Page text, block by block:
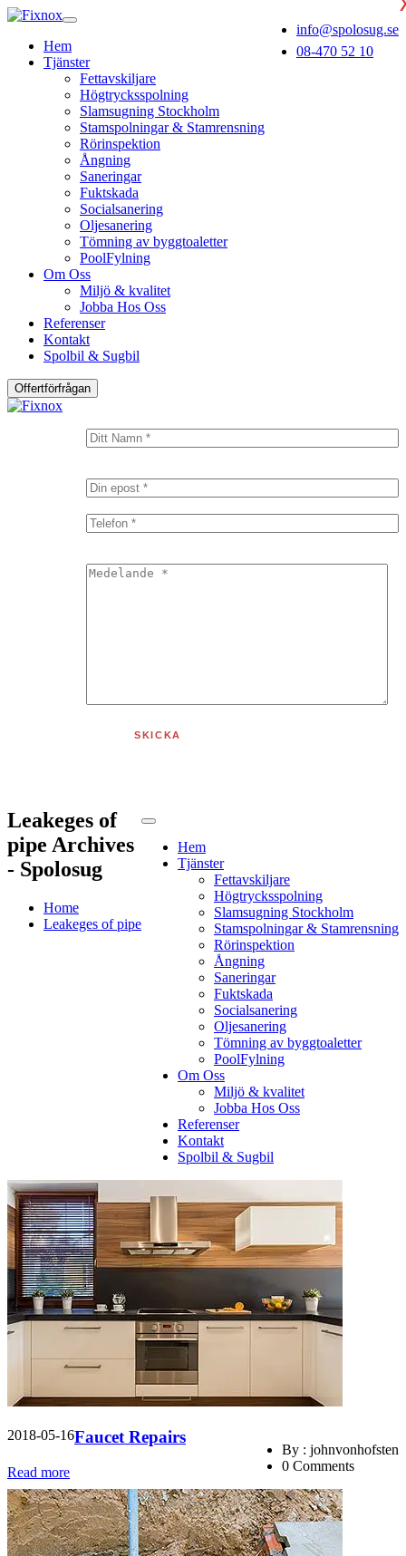
info@spolosug.se
08-470 52 10
Hem
Tjänster
Fettavskiljare
Högtrycksspolning
Slamsugning Stockholm
Stamspolningar & Stamrensning
Rörinspektion
Ångning
Saneringar
Fuktskada
Socialsanering
Oljesanering
Tömning av byggtoaletter
PoolFylning
Om Oss
Miljö & kvalitet
Jobba Hos Oss
Referenser
Kontakt
Spolbil & Sugbil
Offertförfrågan
Hem
Tjänster
Fettavskiljare
Högtrycksspolning
Slamsugning Stockholm
Stamspolningar & Stamrensning
Rörinspektion
Ångning
Saneringar
Fuktskada
Socialsanering
Oljesanering
Tömning av byggtoaletter
PoolFylning
Om Oss
Miljö & kvalitet
Jobba Hos Oss
Referenser
Kontakt
Spolbil & Sugbil
Leakeges of
pipe Archives
- Spolosug
Home
Leakeges of pipe
2018-05-16
By : johnvonhofsten
0 Comments
Faucet Repairs
Read more